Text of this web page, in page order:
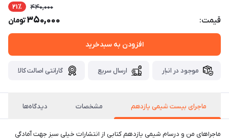
قیمت:
440,000 21٪
350,000تومان
افزودن به سبدخرید
موجود در انبار ارسال سریع گارانتی اصالت کالا
ماجرای بیست شیمی یازدهم مشخصات دیدگاه‌ها
ماجراهای من و درسام شیمی یازدهم کتابی از انتشارات خیلی سبز جهت آمادگی